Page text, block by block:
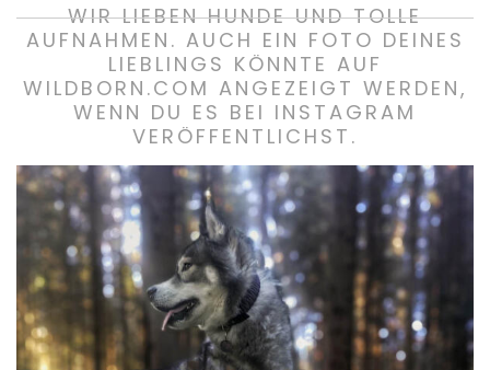
WIR LIEBEN HUNDE UND TOLLE
AUFNAHMEN. AUCH EIN FOTO DEINES
LIEBLINGS KÖNNTE AUF
WILDBORN.COM ANGEZEIGT WERDEN,
WENN DU ES BEI INSTAGRAM
VERÖFFENTLICHST.